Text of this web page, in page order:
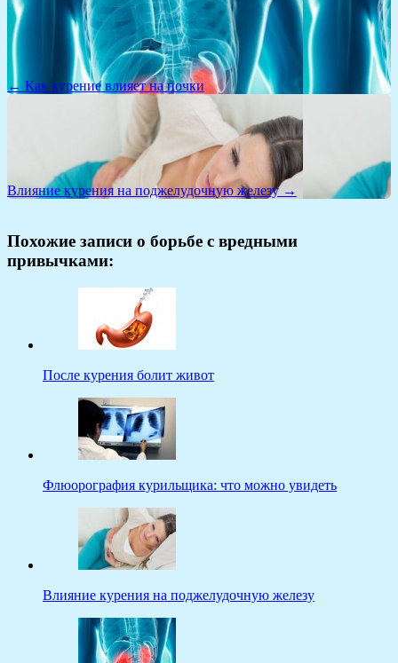
← Как курение влияет на почки
Влияние курения на поджелудочную железу →
Похожие записи о борьбе с вредными
привычками:
После курения болит живот
Флюорография курильщика: что можно увидеть
Влияние курения на поджелудочную железу